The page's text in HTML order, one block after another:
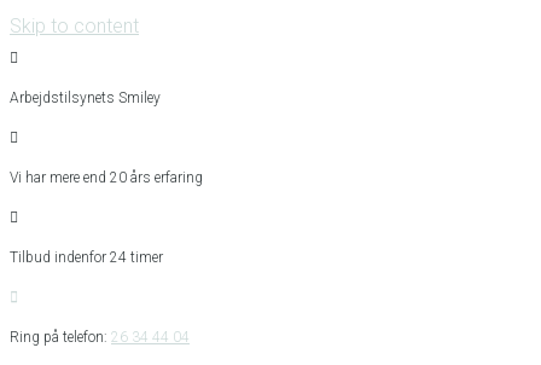
Skip to content
Arbejdstilsynets Smiley
Vi har mere end 20 års erfaring
Tilbud indenfor 24 timer
Ring på telefon: 26 34 44 04